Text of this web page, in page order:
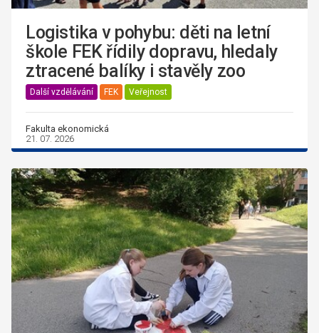
Logistika v pohybu: děti na letní
škole FEK řídily dopravu, hledaly
ztracené balíky i stavěly zoo
Další vzdělávání FEK Veřejnost
Fakulta ekonomická
21. 07. 2026